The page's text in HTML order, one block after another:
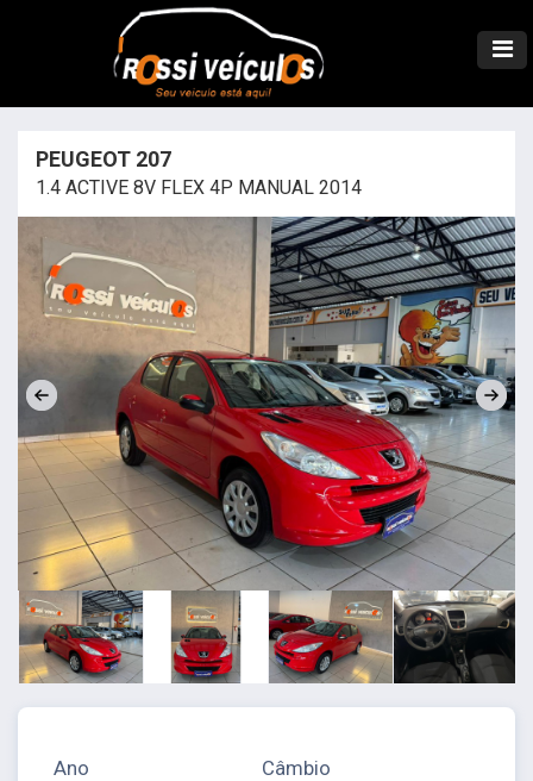
PEUGEOT 207
1.4 ACTIVE 8V FLEX 4P MANUAL 2014
Ano Câmbio